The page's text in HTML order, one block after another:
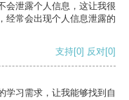
会泄露个人信息，这让我很
经常会出现个人信息泄露的
支持[0] 反对[0]
学习需求，让我能够找到自